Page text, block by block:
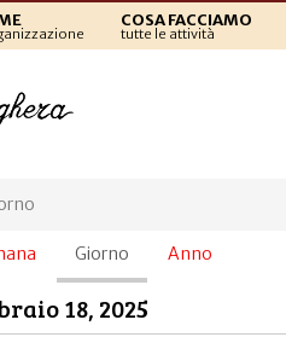
COSA FACCIAMO
tutte le attività
Giorno (scheda
attiva)
Anno
18, 2025